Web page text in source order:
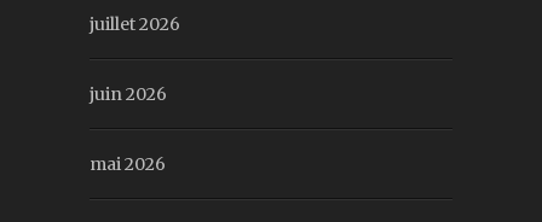
juillet 2026
juin 2026
mai 2026